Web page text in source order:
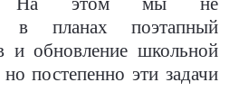
в планах поэтапный
и обновление школьной
постепенно эти задачи